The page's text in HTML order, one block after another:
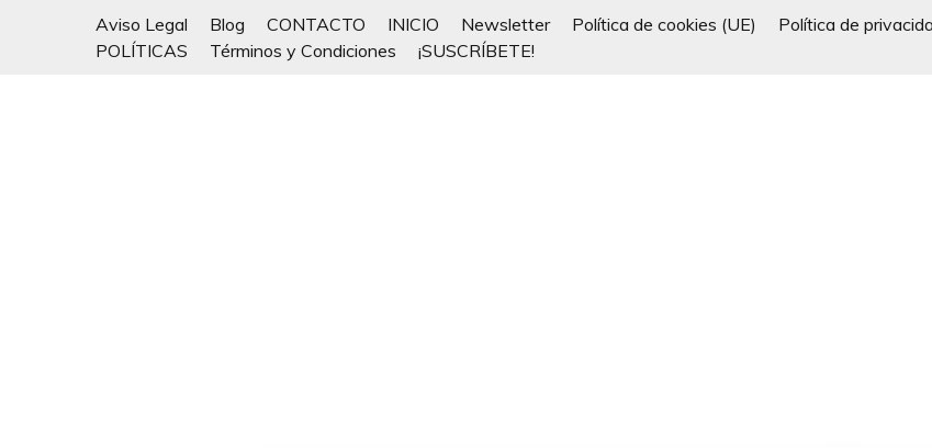
Aviso Legal Blog CONTACTO INICIO Newsletter Política de cookies (UE)
Política de
POLÍTICAS
Términos y Condiciones ¡SUSCRÍBETE!